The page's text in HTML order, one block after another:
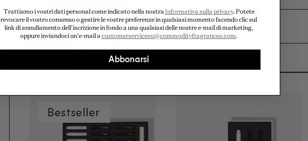
Lo sviluppo
Bestseller
Trattiamo i vostri dati personal come indicato nella nostra Informativa sulla privacy. Potete
revocare il vostro consenso o gestire le vostre preferenze in qualsiasi momento facendo clic sul
link di annullamento dell'iscrizione in fondo a una qualsiasi delle nostre e-mail di marketing,
oppure inviandoci un'e-mail a customerserviceeu@commodityfragrances.com.
Abbonarsi